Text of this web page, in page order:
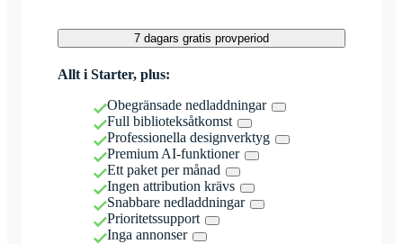
7 dagars gratis provperiod
Allt i Starter, plus:
Obegränsade nedladdningar
Full biblioteksåtkomst
Professionella designverktyg
Premium AI-funktioner
Ett paket per månad
Ingen attribution krävs
Snabbare nedladdningar
Prioritetssupport
Inga annonser